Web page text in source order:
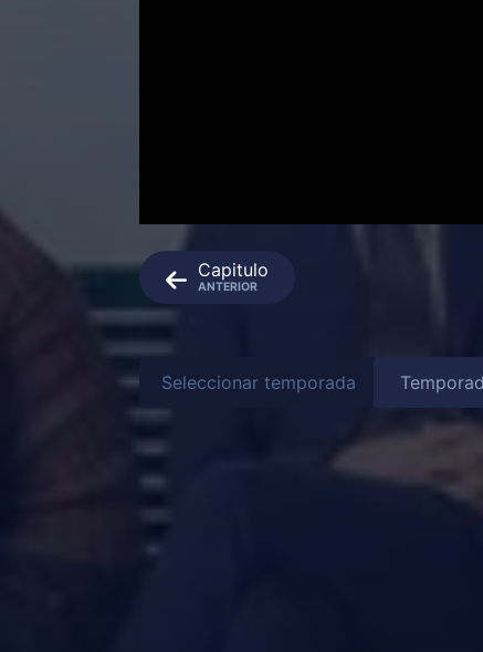
Capitulo
ANTERIOR
Seleccionar temporada